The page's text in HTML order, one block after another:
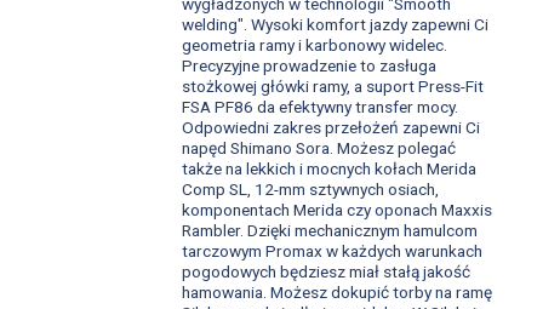
welding". Wysoki komfort jazdy zapewni Ci
geometria ramy i karbonowy widelec.
Precyzyjne prowadzenie to zasługa
stożkowej główki ramy, a suport Press-Fit
FSA PF86 da efektywny transfer mocy.
Odpowiedni zakres przełożeń zapewni Ci
napęd Shimano Sora. Możesz polegać
także na lekkich i mocnych kołach Merida
Comp SL, 12-mm sztywnych osiach,
komponentach Merida czy oponach Maxxis
Rambler. Dzięki mechanicznym hamulcom
tarczowym Promax w każdych warunkach
pogodowych będziesz miał stałą jakość
hamowania. Możesz dokupić torby na ramę